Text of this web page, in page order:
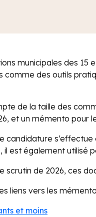
municipales des
comme des outils
de la taille des
et un mémento pour
candidature
il est également utilisé
scrutin de 2026, ces
liens vers les
et moins